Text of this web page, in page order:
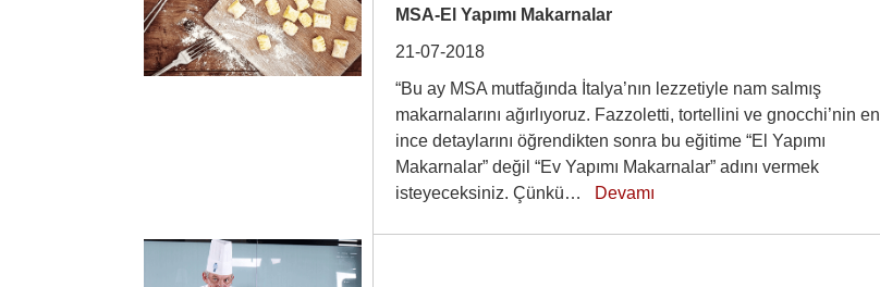
MSA-El Yapımı Makarnalar
21-07-2018
“Bu ay MSA mutfağında İtalya’nın lezzetiyle nam salmış
makarnalarını ağırlıyoruz. Fazzoletti, tortellini ve gnocchi’nin en
ince detaylarını öğrendikten sonra bu eğitime “El Yapımı
Makarnalar” değil “Ev Yapımı Makarnalar” adını vermek
isteyeceksiniz. Çünkü…
Devamı